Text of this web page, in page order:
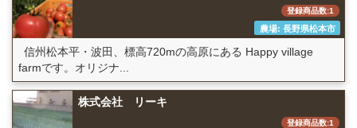
登録商品数:1
農場: 長野県松本市
信州松本平・波田、標高720mの高原にある Happy village
farmです。オリジナ...
株式会社 リーキ
登録商品数:1